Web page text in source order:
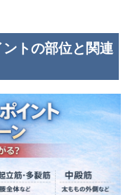
トの部位と関連